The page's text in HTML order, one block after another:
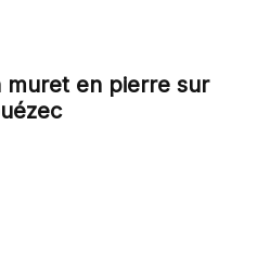
muret en pierre sur